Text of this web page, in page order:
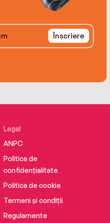
Înscriere
Legal
ANPC
Politica de
confidențialitate
Politica de cookie
Termeni și condiții
Regulamente